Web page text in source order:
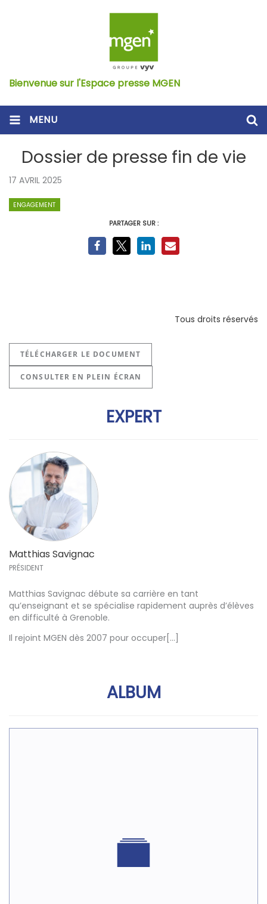
Bienvenue sur l'Espace presse MGEN
MENU
Dossier de presse fin de vie
17 AVRIL 2025
ENGAGEMENT
PARTAGER SUR :
Tous droits réservés
TÉLÉCHARGER LE DOCUMENT
CONSULTER EN PLEIN ÉCRAN
EXPERT
Matthias Savignac
PRÉSIDENT
Matthias Savignac débute sa carrière en tant
qu’enseignant et se spécialise rapidement auprès d’élèves
en difficulté à Grenoble.
Il rejoint MGEN dès 2007 pour occuper[...]
ALBUM